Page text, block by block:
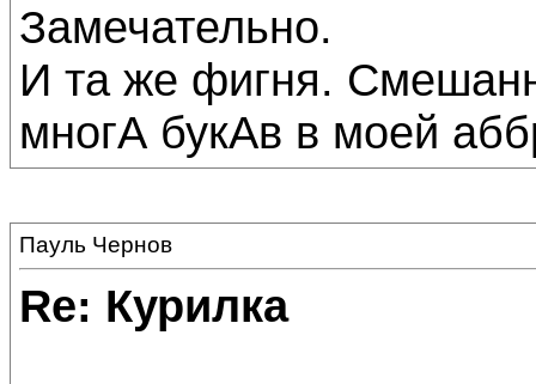
Замечательно.
И та же фигня.
многА букАв в моей
Пауль Чернов
Re: Курилка